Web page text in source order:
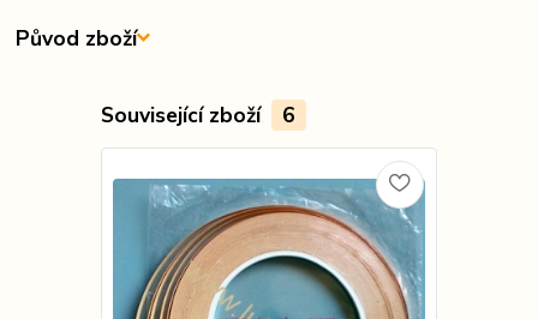
Původ zboží
Související zboží 6